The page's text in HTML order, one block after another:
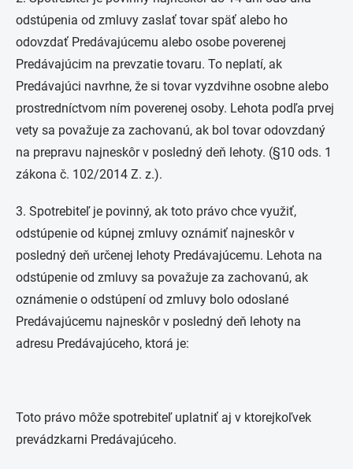
odstúpenia od zmluvy zaslať tovar späť alebo ho
odovzdať Predávajúcemu alebo osobe poverenej
Predávajúcim na prevzatie tovaru. To neplatí, ak
Predávajúci navrhne, že si tovar vyzdvihne osobne alebo
prostredníctvom ním poverenej osoby. Lehota podľa prvej
vety sa považuje za zachovanú, ak bol tovar odovzdaný
na prepravu najneskôr v posledný deň lehoty. (§10 ods. 1
zákona č. 102/2014 Z. z.).
3. Spotrebiteľ je povinný, ak toto právo chce využiť,
odstúpenie od kúpnej zmluvy oznámiť najneskôr v
posledný deň určenej lehoty Predávajúcemu. Lehota na
odstúpenie od zmluvy sa považuje za zachovanú, ak
oznámenie o odstúpení od zmluvy bolo odoslané
Predávajúcemu najneskôr v posledný deň lehoty na
adresu Predávajúceho, ktorá je:
Toto právo môže spotrebiteľ uplatniť aj v ktorejkoľvek
prevádzkarni Predávajúceho.